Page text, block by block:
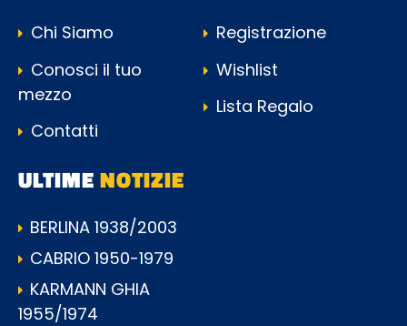
Chi Siamo
Conosci il tuo
mezzo
Contatti
Registrazione
Wishlist
Lista Regalo
ULTIMENOTIZIE
BERLINA 1938/2003
CABRIO 1950-1979
KARMANN GHIA
1955/1974